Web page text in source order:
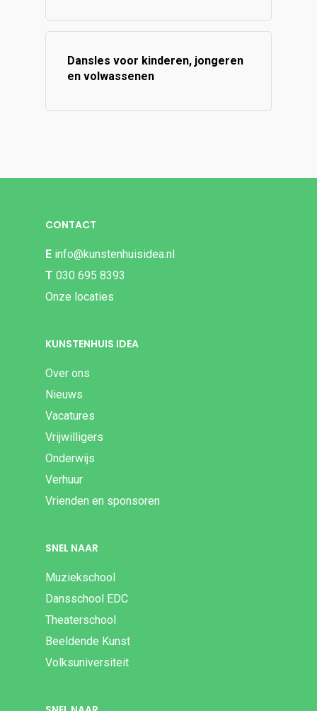
Dansles voor kinderen, jongeren
en volwassenen
CONTACT
E info@kunstenhuisidea.nl
T 030 695 8393
Onze locaties
KUNSTENHUIS IDEA
Over ons
Nieuws
Vacatures
Vrijwilligers
Onderwijs
Verhuur
Vrienden en sponsoren
SNEL NAAR
Muziekschool
Dansschool EDC
Theaterschool
Beeldende Kunst
Volksuniversiteit